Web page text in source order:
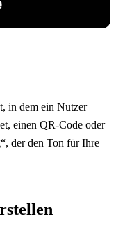
in dem ein Nutzer
einen QR-Code oder
der den Ton für Ihre